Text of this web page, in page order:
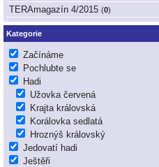
TERAmagazín 4/2015 (0)
Kategorie
Začínáme
Pochlubte se
Hadi
Užovka červená
Krajta královská
Korálovka sedlatá
Hroznýš královský
Jedovatí hadi
Ještěři